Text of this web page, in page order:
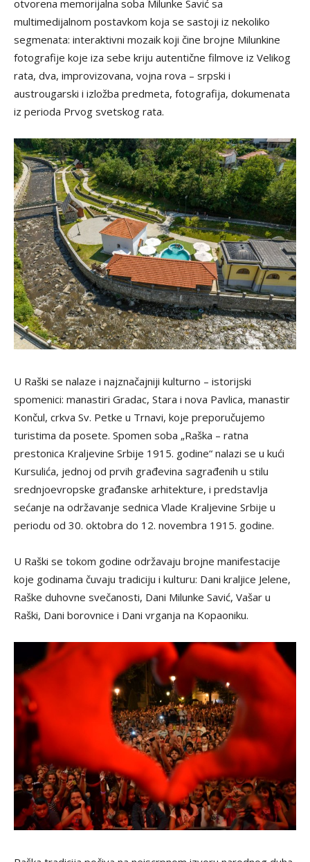
otvorena memorijalna soba Milunke Savić sa
multimedijalnom postavkom koja se sastoji iz nekoliko
segmenata: interaktivni mozaik koji čine brojne Milunkine
fotografije koje iza sebe kriju autentične filmove iz Velikog
rata, dva, improvizovana, vojna rova – srpski i
austrougarski i izložba predmeta, fotografija, dokumenata
iz perioda Prvog svetskog rata.
U Raški se nalaze i najznačajniji kulturno – istorijski
spomenici: manastiri Gradac, Stara i nova Pavlica, manastir
Končul, crkva Sv. Petke u Trnavi, koje preporučujemo
turistima da posete. Spomen soba „Raška – ratna
prestonica Kraljevine Srbije 1915. godine“ nalazi se u kući
Kursulića, jednoj od prvih građevina sagrađenih u stilu
srednjoevropske građanske arhitekture, i predstavlja
sećanje na održavanje sednica Vlade Kraljevine Srbije u
periodu od 30. oktobra do 12. novembra 1915. godine.
U Raški se tokom godine održavaju brojne manifestacije
koje godinama čuvaju tradiciju i kulturu: Dani kraljice Jelene,
Raške duhovne svečanosti, Dani Milunke Savić, Vašar u
Raški, Dani borovnice i Dani vrganja na Kopaoniku.